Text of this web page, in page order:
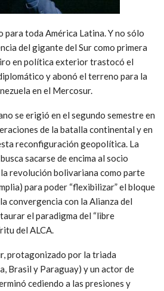
para toda América Latina. Y no sólo
del gigante del Sur como primera
en política exterior trastocó el
y abonó el terreno para la
en el Mercosur.
se erigió en el segundo semestre en
de la batalla continental y en
reconfiguración geopolítica. La
sacarse de encima al socio
revolución bolivariana como parte
para poder “flexibilizar” el bloque
convergencia con la Alianza del
el paradigma del “libre
del ALCA.
protagonizado por la triada
Brasil y Paraguay) y un actor de
cediendo a las presiones y